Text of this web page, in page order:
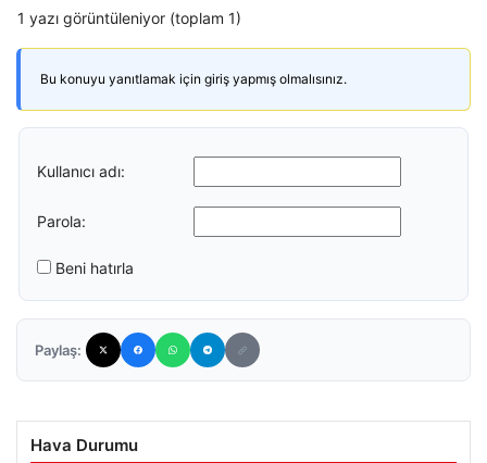
1 yazı görüntüleniyor (toplam 1)
Bu konuyu yanıtlamak için giriş yapmış olmalısınız.
Kullanıcı adı:
Parola:
Beni hatırla
Paylaş:
Hava Durumu